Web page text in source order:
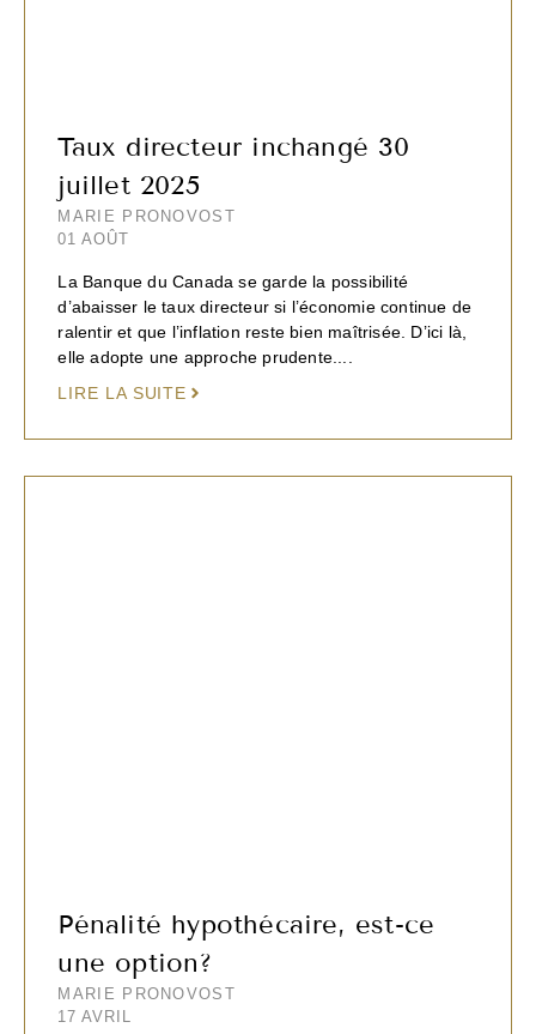
Taux directeur inchangé 30
juillet 2025
MARIE PRONOVOST
01 AOÛT
La Banque du Canada se garde la possibilité
d’abaisser le taux directeur si l’économie continue de
ralentir et que l’inflation reste bien maîtrisée. D’ici là,
elle adopte une approche prudente....
LIRE LA SUITE
Pénalité hypothécaire, est-ce
une option?
MARIE PRONOVOST
17 AVRIL